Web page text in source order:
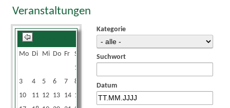
Veranstaltungen
Mo Di Mi Do Fr Sa
1
3
4 5 6 7 8
10
11 12 13 14 15
Kategorie
Suchwort
Datum